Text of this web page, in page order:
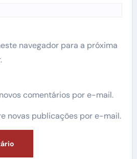
navegador para a próxima
comentários por e-mail.
novas publicações por e-mail.